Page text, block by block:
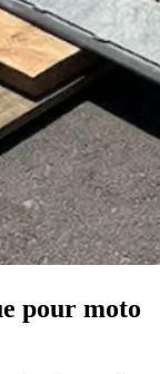
pour moto